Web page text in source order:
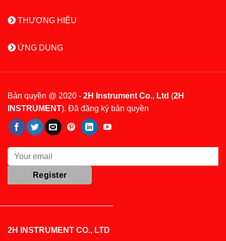
THƯƠNG HIỆU
ỨNG DỤNG
Bản quyền @ 2020 - 2H Instrument Co., Ltd (2H
INSTRUMENT). Đã đăng ký bản quyền
2H INSTRUMENT CO., LTD